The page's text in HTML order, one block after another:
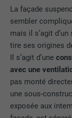
La façade
sembler
mais il s’agit
tire ses origines
Il s’agit d’une
avec une
pas monté
une sous-
exposée aux
NOM
FOURNISSEUR
EXPIRATION
UTILITÉ
UTILITÉ
NOM
FOURNISSEUR
américains
(prestataires
Ils observent
Lorsque ces
plateformes vidéo
consentement
NOM
FOURNISSEUR
Afficher